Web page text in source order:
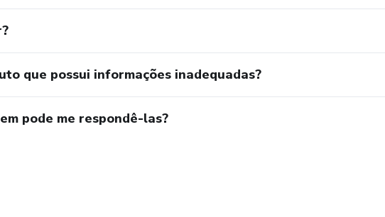
que possui informações inadequadas?
pode me respondê-las?